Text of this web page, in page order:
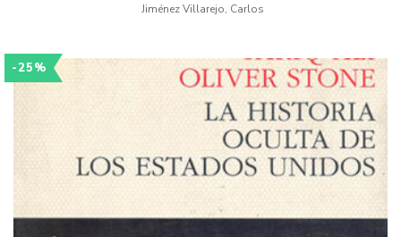
Jiménez Villarejo, Carlos
-25%